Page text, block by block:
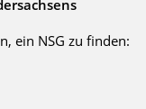
ein NSG zu finden: